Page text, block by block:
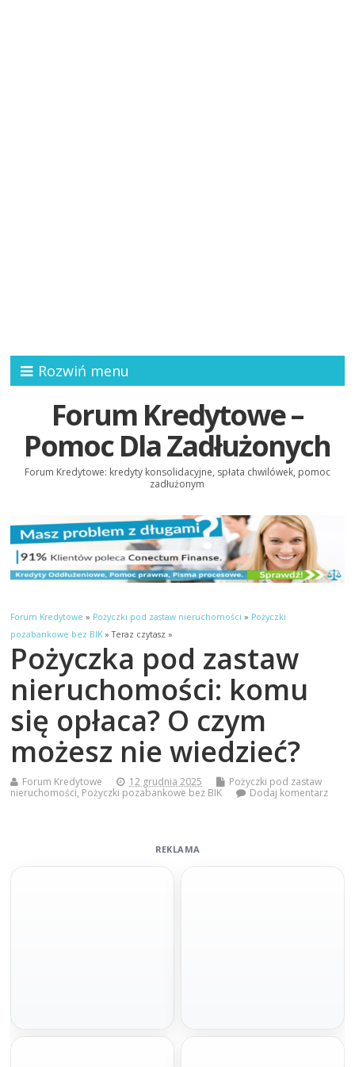
Rozwiń menu
Forum Kredytowe –
Pomoc Dla Zadłużonych
Forum Kredytowe: kredyty konsolidacyjne, spłata chwilówek, pomoc
zadłużonym
Forum Kredytowe » Pożyczki pod zastaw nieruchomości » Pożyczki
pozabankowe bez BIK» Teraz czytasz »
Pożyczka pod zastaw
nieruchomości: komu
się opłaca? O czym
możesz nie wiedzieć?
Forum Kredytowe 12 grudnia 2025
Pożyczki pod zastaw
nieruchomości, Pożyczki pozabankowe bez BIK Dodaj komentarz
REKLAMA